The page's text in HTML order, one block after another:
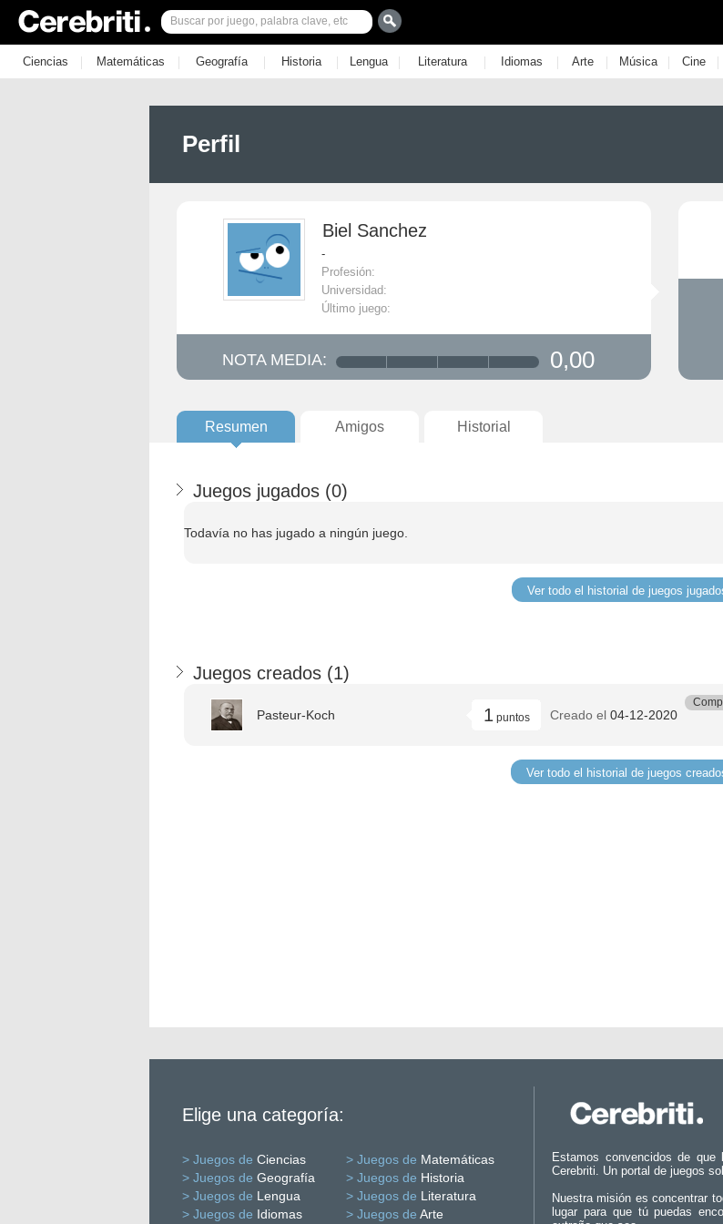
Ciencias | Matemáticas | Geografía | Historia | Lengua | Literatura | Idiomas | Arte | Música | Cine |
Perfil
Biel Sanchez
-
Profesión:
Universidad:
Último juego:
NOTA MEDIA: 0,00
Resumen Amigos Historial
Juegos jugados (0)
Todavía no has jugado a ningún juego.
Ver todo el historial de juegos
Juegos creados (1)
Pasteur-Koch 1puntos Creado el 04-12-2020
Ver todo el historial de juegos
Elige una categoría:
> Juegos de Ciencias > Juegos de Matemáticas
> Juegos de Geografía > Juegos de Historia
> Juegos de Lengua > Juegos de Literatura
> Juegos de Idiomas > Juegos de Arte
Estamos convencidos de
Cerebriti. Un portal de juegos
Nuestra misión es concentrar
lugar para que tú puedas